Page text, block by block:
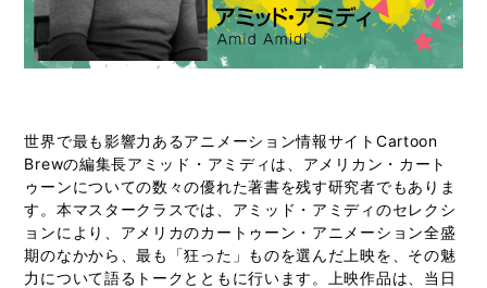
世界で最も影響力あるアニメーション情報サイトCartoon
Brewの編集長アミッド・アミディは、アメリカン・カート
ゥーンについての数々の優れた著書を残す研究者でもありま
す。本マスタークラスでは、アミッド・アミディのセレクシ
ョンにより、アメリカのカートゥーン・アニメーション全盛
期のなかから、最も「狂った」ものを選んだ上映を、その魅
力について語るトークとともに行います。上映作品は、当日